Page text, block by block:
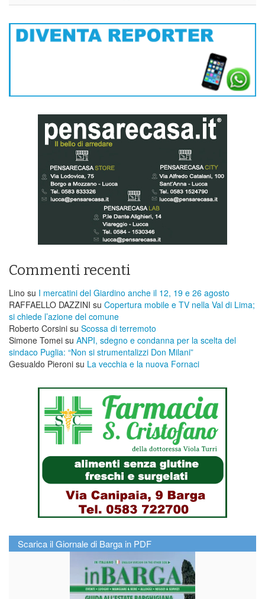
Commenti recenti
Lino su I mercatini del Giardino anche il 12, 19 e 26 agosto
RAFFAELLO DAZZINI su ​Copertura mobile e TV nella Val di Lima;
si chiede l’azione del comune
Roberto Corsini su Scossa di terremoto
Simone Tomei su ANPI, sdegno e condanna per la scelta del
sindaco Puglia: “Non si strumentalizzi Don Milani”
Gesualdo Pieroni su La vecchia e la nuova Fornaci
Scarica il Giornale di Barga in PDF